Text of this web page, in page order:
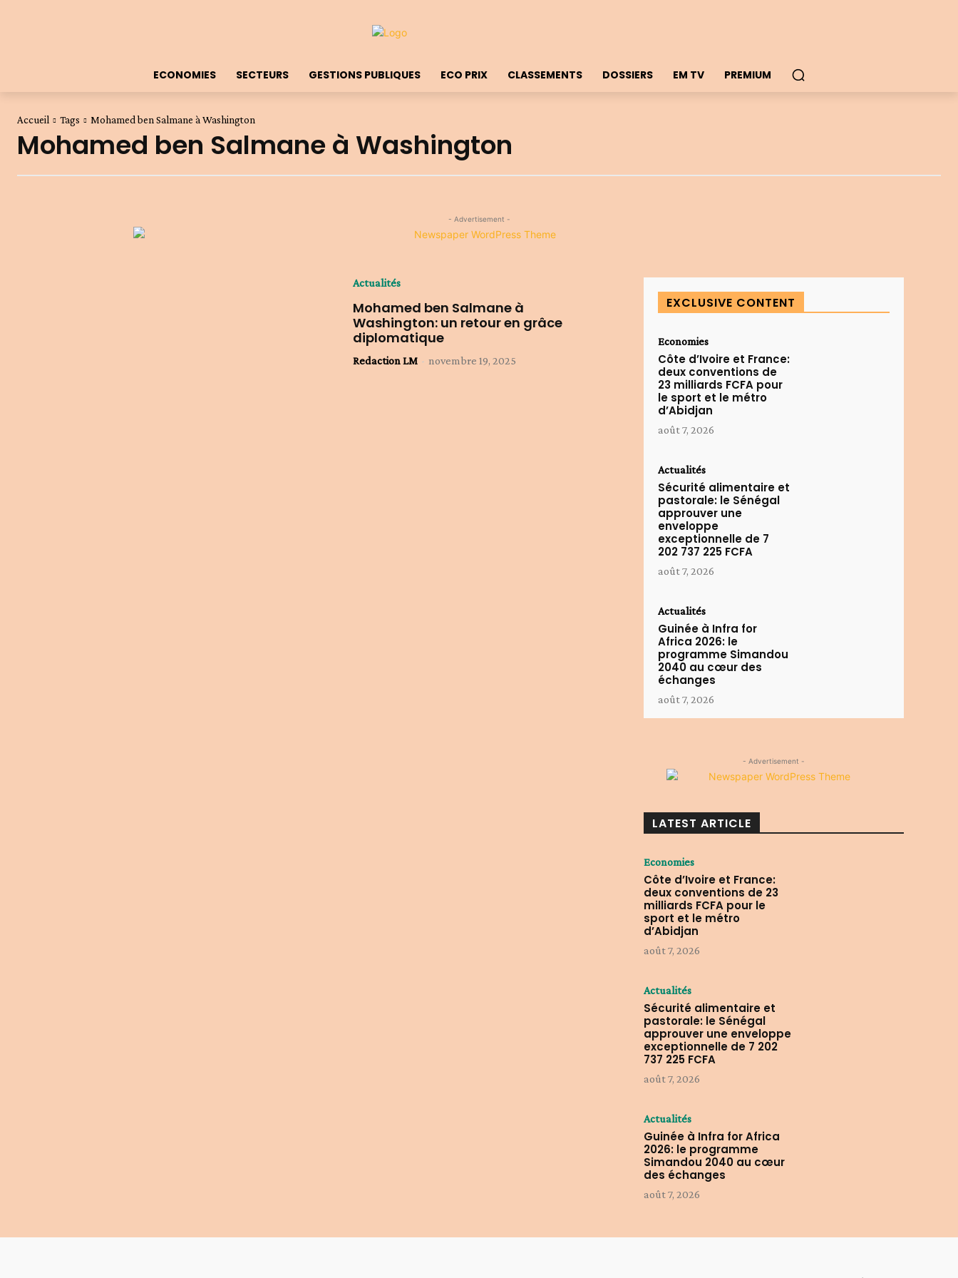
ECONOMIES SECTEURS GESTIONS PUBLIQUES ECO PRIX CLASSEMENTS DOSSIERS EM TV PREMIUM
Accueil Tags Mohamed ben Salmane à Washington
Mohamed ben Salmane à Washington
- Advertisement -
Actualités
Mohamed ben Salmane à
Washington: un retour en grâce
diplomatique
Redaction LM - novembre 19, 2025
EXCLUSIVE CONTENT
Economies
Côte d’Ivoire et France:
deux conventions de
23 milliards FCFA pour
le sport et le métro
d’Abidjan
août 7, 2026
Actualités
Sécurité alimentaire et
pastorale: le Sénégal
approuver une
enveloppe
exceptionnelle de 7
202 737 225 FCFA
août 7, 2026
Actualités
Guinée à Infra for
Africa 2026: le
programme Simandou
2040 au cœur des
échanges
août 7, 2026
- Advertisement -
LATEST ARTICLE
Economies
Côte d’Ivoire et France:
deux conventions de 23
milliards FCFA pour le
sport et le métro
d’Abidjan
août 7, 2026
Actualités
Sécurité alimentaire et
pastorale: le Sénégal
approuver une enveloppe
exceptionnelle de 7 202
737 225 FCFA
août 7, 2026
Actualités
Guinée à Infra for Africa
2026: le programme
Simandou 2040 au cœur
des échanges
août 7, 2026